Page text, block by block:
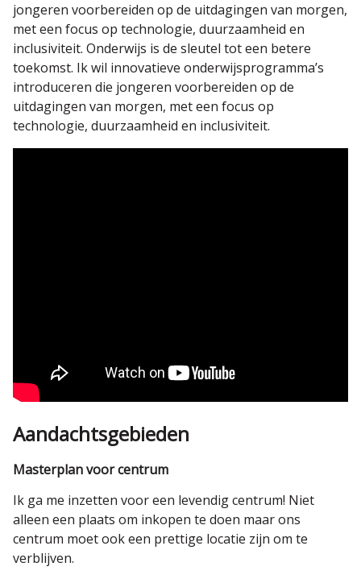
jongeren voorbereiden op de uitdagingen van morgen,
met een focus op technologie, duurzaamheid en
inclusiviteit. Onderwijs is de sleutel tot een betere
toekomst. Ik wil innovatieve onderwijsprogramma’s
introduceren die jongeren voorbereiden op de
uitdagingen van morgen, met een focus op
technologie, duurzaamheid en inclusiviteit.
Aandachtsgebieden
Masterplan voor centrum
Ik ga me inzetten voor een levendig centrum! Niet
alleen een plaats om inkopen te doen maar ons
centrum moet ook een prettige locatie zijn om te
verblijven.